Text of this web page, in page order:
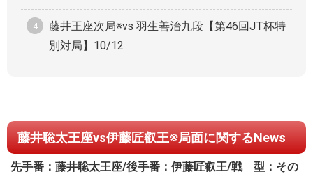
藤井王座次局※vs 羽生善治九段【第46回JT杯特
別対局】10/12
藤井聡太王座vs伊藤匠叡王※局面に関するNews
先手番：藤井聡太王座/後手番：伊藤匠叡王/戦 型：その